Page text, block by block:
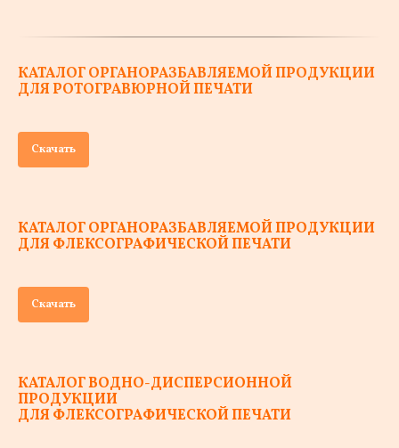
КАТАЛОГ ОРГАНОРАЗБАВЛЯЕМОЙ ПРОДУКЦИИ
ДЛЯ РОТОГРАВЮРНОЙ ПЕЧАТИ
Скачать
КАТАЛОГ ОРГАНОРАЗБАВЛЯЕМОЙ ПРОДУКЦИИ
ДЛЯ ФЛЕКСОГРАФИЧЕСКОЙ ПЕЧАТИ
Скачать
КАТАЛОГ ВОДНО-ДИСПЕРСИОННОЙ
ПРОДУКЦИИ
ДЛЯ ФЛЕКСОГРАФИЧЕСКОЙ ПЕЧАТИ